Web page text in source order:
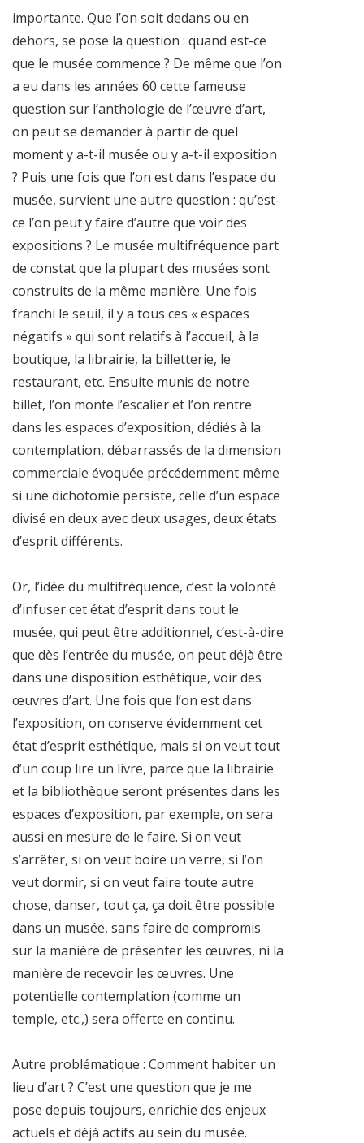
importante. Que l’on soit dedans ou en
dehors, se pose la question : quand est-ce
que le musée commence ? De même que l’on
a eu dans les années 60 cette fameuse
question sur l’anthologie de l’œuvre d’art,
on peut se demander à partir de quel
moment y a-t-il musée ou y a-t-il exposition
? Puis une fois que l’on est dans l’espace du
musée, survient une autre question : qu’est-
ce l’on peut y faire d’autre que voir des
expositions ? Le musée multifréquence part
de constat que la plupart des musées sont
construits de la même manière. Une fois
franchi le seuil, il y a tous ces « espaces
négatifs » qui sont relatifs à l’accueil, à la
boutique, la librairie, la billetterie, le
restaurant, etc. Ensuite munis de notre
billet, l’on monte l’escalier et l’on rentre
dans les espaces d’exposition, dédiés à la
contemplation, débarrassés de la dimension
commerciale évoquée précédemment même
si une dichotomie persiste, celle d’un espace
divisé en deux avec deux usages, deux états
d’esprit différents.
Or, l’idée du multifréquence, c’est la volonté
d’infuser cet état d’esprit dans tout le
musée, qui peut être additionnel, c’est-à-dire
que dès l’entrée du musée, on peut déjà être
dans une disposition esthétique, voir des
œuvres d’art. Une fois que l’on est dans
l’exposition, on conserve évidemment cet
état d’esprit esthétique, mais si on veut tout
d’un coup lire un livre, parce que la librairie
et la bibliothèque seront présentes dans les
espaces d’exposition, par exemple, on sera
aussi en mesure de le faire. Si on veut
s’arrêter, si on veut boire un verre, si l’on
veut dormir, si on veut faire toute autre
chose, danser, tout ça, ça doit être possible
dans un musée, sans faire de compromis
sur la manière de présenter les œuvres, ni la
manière de recevoir les œuvres. Une
potentielle contemplation (comme un
temple, etc.,) sera offerte en continu.
Autre problématique : Comment habiter un
lieu d’art ? C’est une question que je me
pose depuis toujours, enrichie des enjeux
actuels et déjà actifs au sein du musée.